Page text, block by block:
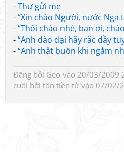
-Thư gửi mẹ
-“Xin chào Người, nước Nga
-“Thôi chào nhé, bạn ơi,
-“Anh đào dại hãy rắc đầy
-“Anh thật buồn khi ngắm
Đăng bởi Geo vào 20/03/2009
cuối bởi tôn tiền tửvào 07/02/